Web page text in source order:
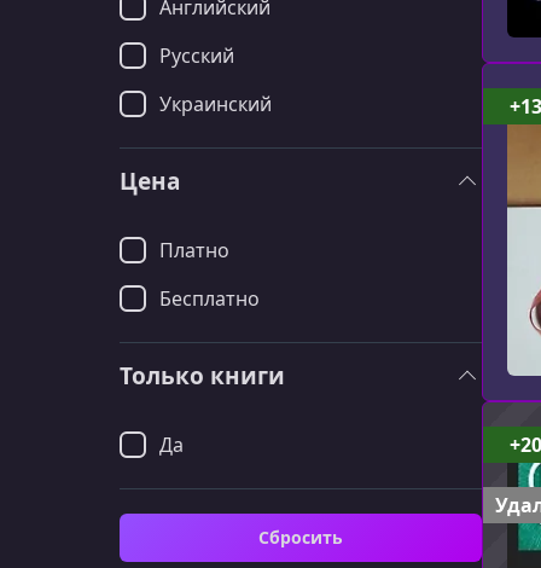
Английский
Русский
Украинский
Цена
Платно
Бесплатно
Только книги
Да
Сбросить
+13
+20